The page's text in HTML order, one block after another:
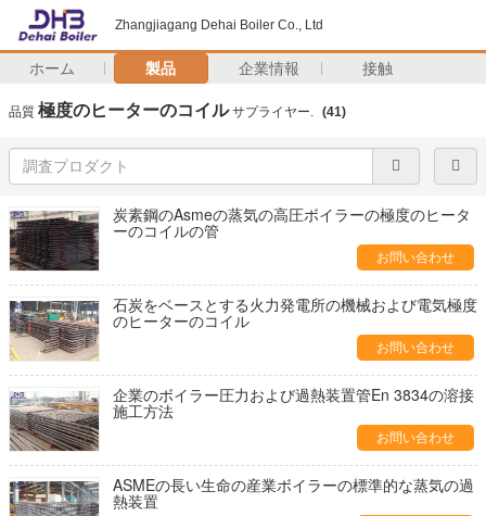
Zhangjiagang Dehai Boiler Co., Ltd
ホーム 製品 企業情報 接触
品質 極度のヒーターのコイルサプライヤー. (41)
炭素鋼のAsmeの蒸気の高圧ボイラーの極度のヒータ
ーのコイルの管
お問い合わせ
石炭をベースとする火力発電所の機械および電気極度
のヒーターのコイル
お問い合わせ
企業のボイラー圧力および過熱装置管En 3834の溶接
施工方法
お問い合わせ
ASMEの長い生命の産業ボイラーの標準的な蒸気の過
熱装置